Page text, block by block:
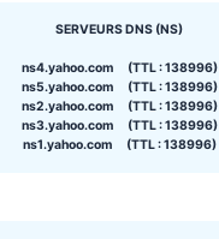
SERVEURS DNS (NS)
ns4.yahoo.com (TTL : 138996)
ns5.yahoo.com (TTL : 138996)
ns2.yahoo.com (TTL : 138996)
ns3.yahoo.com (TTL : 138996)
ns1.yahoo.com (TTL : 138996)